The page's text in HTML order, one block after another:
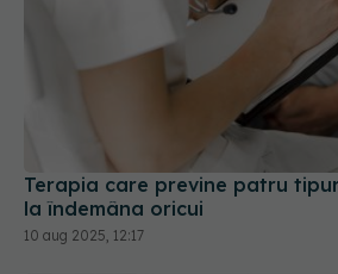
Terapia care previne patru
la îndemâna oricui
10 aug 2025, 12:17